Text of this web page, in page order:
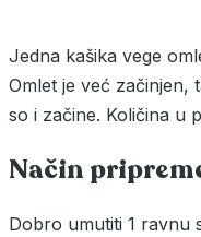
Jedna kašika vege
Omlet je već začinjen,
so i začine. Količina u
Način
Dobro umutiti 1 ravnu